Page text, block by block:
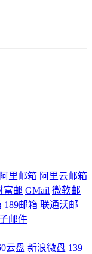
阿里邮箱 阿里云邮箱
富邮 GMail 微软邮
189邮箱 联通沃邮
邮件
云盘 新浪微盘 139